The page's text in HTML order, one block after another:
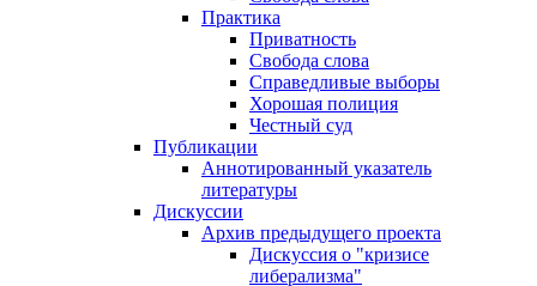
Практика
Приватность
Свобода слова
Справедливые выборы
Хорошая полиция
Честный суд
Публикации
Аннотированный указатель
литературы
Дискуссии
Архив предыдущего проекта
Дискуссия о "кризисе
либерализма"